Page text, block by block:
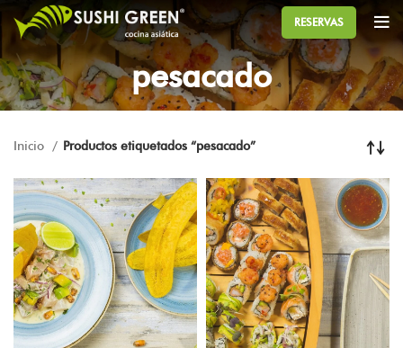
RESERVAS
pesacado
Inicio Productos etiquetados “pesacado”